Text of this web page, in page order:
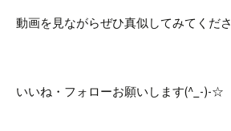
動画を見ながらぜひ真似してみてくだ
いいね・フォローお願いします(^_-)-☆